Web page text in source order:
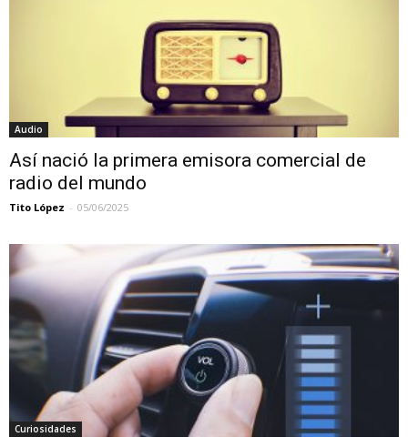
Audio
Así nació la primera emisora comercial de
radio del mundo
Tito López - 05/06/2025
Curiosidades